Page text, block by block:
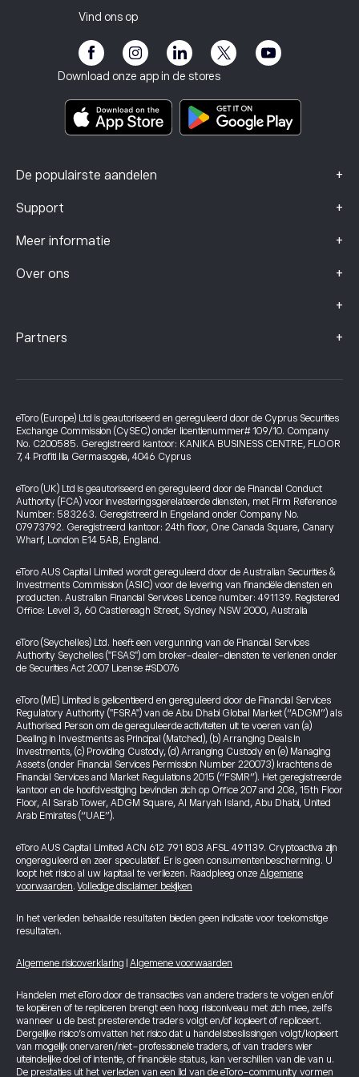
Vind ons op
Download onze app in de stores
De populairste aandelen +
Support +
Kwetsbaarheid van de klant
Meer informatie +
eToro Academie
Over ons +
Impressum
+
Regelgeving
Risicomelding
Algemene voorwaarden
Documenten met belangrijke informatie
Klachtengegevens (FCA-klanten)
Partners +
Affiliate programma
Beleggingsverzekering
eToro (Europe) Ltd is geautoriseerd en gereguleerd door de Cyprus Securities
Exchange Commission (CySEC) onder licentienummer# 109/10. Company
No. C200585. Geregistreerd kantoor: KANIKA BUSINESS CENTRE, FLOOR
7, 4 Profiti Ilia Germasogeia, 4046 Cyprus
eToro (UK) Ltd is geautoriseerd en gereguleerd door de Financial Conduct
Authority (FCA) voor investeringsgerelateerde diensten, met Firm Reference
Number: 583263. Geregistreerd in Engeland onder Company No.
07973792. Geregistreerd kantoor: 24th floor, One Canada Square, Canary
Wharf, London E14 5AB, England.
eToro AUS Capital Limited wordt gereguleerd door de Australian Securities &
Investments Commission (ASIC) voor de levering van financiële diensten en
producten. Australian Financial Services Licence number: 491139. Registered
Office: Level 3, 60 Castlereagh Street, Sydney NSW 2000, Australia
eToro (Seychelles) Ltd. heeft een vergunning van de Financial Services
Authority Seychelles ("FSAS") om broker-dealer-diensten te verlenen onder
de Securities Act 2007 License #SD076
eToro (ME) Limited is gelicentieerd en gereguleerd door de Financial Services
Regulatory Authority ("FSRA") van de Abu Dhabi Global Market (“ADGM”) als
Authorised Person om de gereguleerde activiteiten uit te voeren van (a)
Dealing in Investments as Principal (Matched), (b) Arranging Deals in
Investments, (c) Providing Custody, (d) Arranging Custody en (e) Managing
Assets (onder Financial Services Permission Number 220073) krachtens de
Financial Services and Market Regulations 2015 (“FSMR”). Het geregistreerde
kantoor en de hoofdvestiging bevinden zich op Office 207 and 208, 15th Floor
Floor, Al Sarab Tower, ADGM Square, Al Maryah Island, Abu Dhabi, United
Arab Emirates (“UAE”).
eToro AUS Capital Limited ACN 612 791 803 AFSL 491139. Cryptoactiva zijn
ongereguleerd en zeer speculatief. Er is geen consumentenbescherming. U
loopt het risico al uw kapitaal te verliezen. Raadpleeg onze Algemene
voorwaarden.Volledige disclaimer bekijken
In het verleden behaalde resultaten bieden geen indicatie voor toekomstige
resultaten.
Algemene risicoverklaring Algemene voorwaarden
Handelen met eToro door de transacties van andere traders te volgen en/of
te kopiëren of te repliceren brengt een hoog risiconiveau met zich mee, zelfs
wanneer u de best presterende traders volgt en/of kopieert of repliceert.
Dergelijke risico’s omvatten het risico dat u handelsbeslissingen volgt/kopieert
van mogelijk onervaren/niet-professionele traders, of van traders wier
uiteindelijke doel of intentie, of financiële status, kan verschillen van die van u.
De prestaties uit het verleden van een lid van de eToro-community vormen